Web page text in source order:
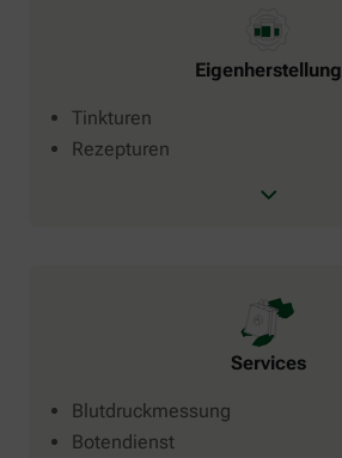
Eigenherstellung
Tinkturen
Rezepturen
Services
Blutdruckmessung
Botendienst